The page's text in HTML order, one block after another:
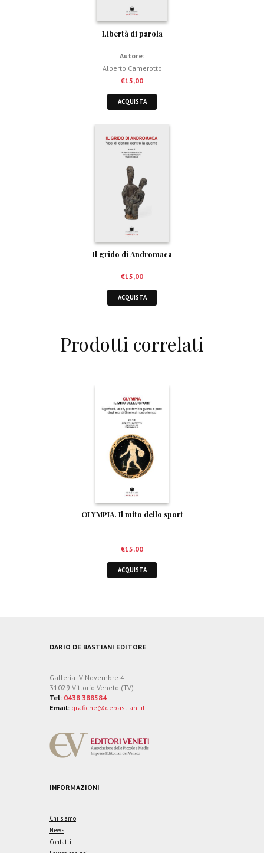
Libertà di parola
Autore:
Alberto Camerotto
€15,00
ACQUISTA
Il grido di Andromaca
€15,00
ACQUISTA
Prodotti correlati
OLYMPIA. Il mito dello sport
€15,00
ACQUISTA
DARIO DE BASTIANI EDITORE
Galleria IV Novembre 4
31029 Vittorio Veneto (TV)
Tel: 0438 388584
Email: grafiche@debastiani.it
INFORMAZIONI
Chi siamo
News
Contatti